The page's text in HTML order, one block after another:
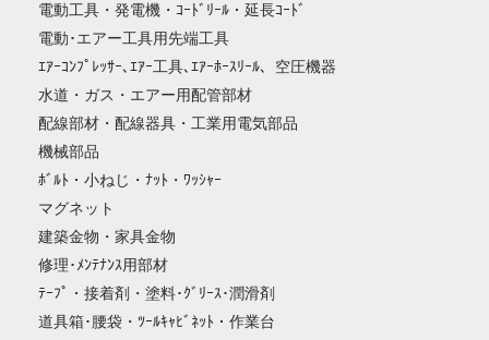
電動工具・発電機・ｺｰﾄﾞﾘｰﾙ・延長ｺｰﾄﾞ
電動･エアー工具用先端工具
ｴｱｰｺﾝﾌﾟﾚｯｻｰ､ｴｱｰ工具､ｴｱｰﾎｰｽﾘｰﾙ、空圧機器
水道・ガス・エアー用配管部材
配線部材・配線器具・工業用電気部品
機械部品
ﾎﾞﾙﾄ・小ねじ・ﾅｯﾄ・ﾜｯｼｬｰ
マグネット
建築金物・家具金物
修理･ﾒﾝﾃﾅﾝｽ用部材
ﾃｰﾌﾟ・接着剤・塗料･ｸﾞﾘｰｽ･潤滑剤
道具箱･腰袋・ﾂｰﾙｷｬﾋﾞﾈｯﾄ・作業台